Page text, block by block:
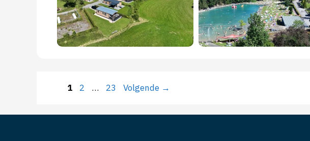
Pagina
1 Pagina
2 … Pagina
23 Volgende →